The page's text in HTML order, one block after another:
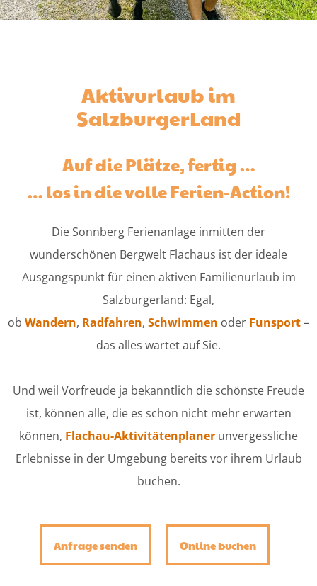
Aktivurlaub im
SalzburgerLand
Auf die Plätze, fertig …
… los in die volle Ferien-Action!
Die Sonnberg Ferienanlage inmitten der
wunderschönen Bergwelt Flachaus ist der ideale
Ausgangspunkt für einen aktiven Familienurlaub im
Salzburgerland: Egal,
ob Wandern, Radfahren, Schwimmen oder Funsport–
das alles wartet auf Sie.
Und weil Vorfreude ja bekanntlich die schönste Freude
ist, können alle, die es schon nicht mehr erwarten
können, Flachau-Aktivitätenplaner unvergessliche
Erlebnisse in der Umgebung bereits vor ihrem Urlaub
buchen.
Anfrage senden Online buchen